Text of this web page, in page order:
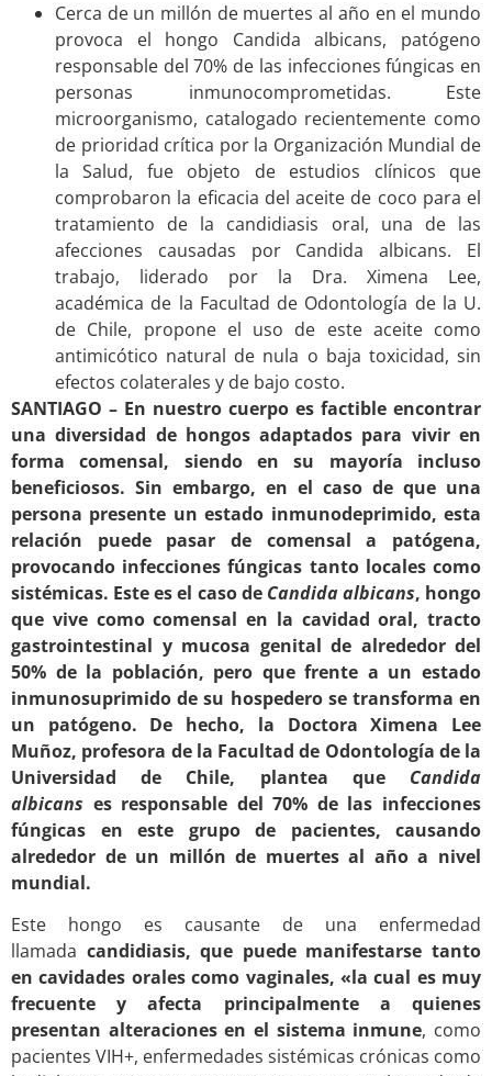
Cerca de un millón de muertes al año en el mundo
provoca el hongo Candida albicans, patógeno
responsable del 70% de las infecciones fúngicas en
personas inmunocomprometidas. Este
microorganismo, catalogado recientemente como
de prioridad crítica por la Organización Mundial de
la Salud, fue objeto de estudios clínicos que
comprobaron la eficacia del aceite de coco para el
tratamiento de la candidiasis oral, una de las
afecciones causadas por Candida albicans. El
trabajo, liderado por la Dra. Ximena Lee,
académica de la Facultad de Odontología de la U.
de Chile, propone el uso de este aceite como
antimicótico natural de nula o baja toxicidad, sin
efectos colaterales y de bajo costo.
SANTIAGO – En nuestro cuerpo es factible encontrar
una diversidad de hongos adaptados para vivir en
forma comensal, siendo en su mayoría incluso
beneficiosos. Sin embargo, en el caso de que una
persona presente un estado inmunodeprimido, esta
relación puede pasar de comensal a patógena,
provocando infecciones fúngicas tanto locales como
sistémicas. Este es el caso de Candida albicans, hongo
que vive como comensal en la cavidad oral, tracto
gastrointestinal y mucosa genital de alrededor del
50% de la población, pero que frente a un estado
inmunosuprimido de su hospedero se transforma en
un patógeno. De hecho, la Doctora Ximena Lee
Muñoz, profesora de la Facultad de Odontología de la
Universidad de Chile, plantea que Candida
albicans es responsable del 70% de las infecciones
fúngicas en este grupo de pacientes, causando
alrededor de un millón de muertes al año a nivel
mundial.
Este hongo es causante de una enfermedad
llamada candidiasis, que puede manifestarse tanto
en cavidades orales como vaginales, «la cual es muy
frecuente y afecta principalmente a quienes
presentan alteraciones en el sistema inmune, como
pacientes VIH+, enfermedades sistémicas crónicas como